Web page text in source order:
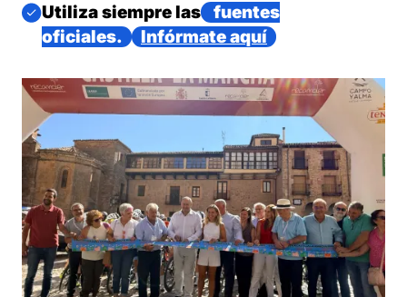
Imagen
Utiliza siempre las
fuentes
oficiales.
Infórmate aquí